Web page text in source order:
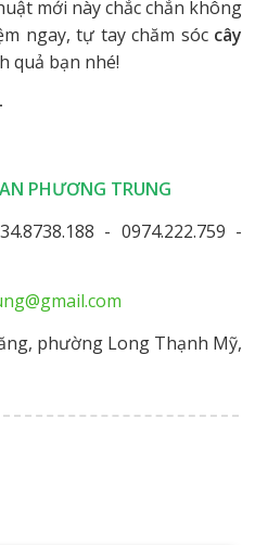
mới này chắc chắn không
ngay, tự tay chăm sóc cây
quả bạn nhé!
PHƯƠNG TRUNG
- 0974.222.759 -
phường Long Thạnh Mỹ,